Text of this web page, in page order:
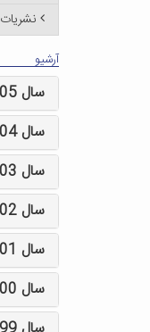
نشریات
آرشیو
سال 1405 (125)
سال 1404 (378)
سال 1403 (372)
سال 1402 (559)
سال 1401 (558)
سال 1400 (508)